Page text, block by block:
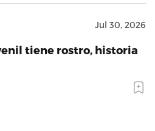
Jul 30, 2026
tiene rostro, historia